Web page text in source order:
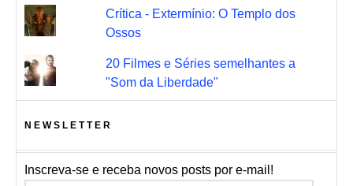
Crítica - Extermínio: O Templo dos
Ossos
20 Filmes e Séries semelhantes a
"Som da Liberdade"
NEWSLETTER
Inscreva-se e receba novos posts por e-mail!